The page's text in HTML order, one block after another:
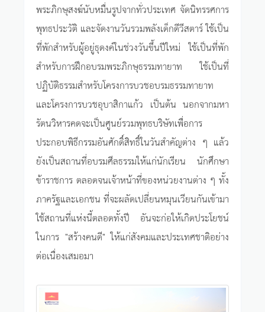
พระภิกษุสงฆ์นับหมื่นรูปจากทั่วประเทศ จัดนิทรรศการ
พุทธประวัติ และจัดงานวันรวมพลังเด็กดีวีสตาร์ ใช้เป็น
ที่พักสำหรับผู้อยู่ธุดงค์ในช่วงวันขึ้นปีใหม่ ใช้เป็นที่พัก
สำหรับการฝึกอบรมพระภิกษุธรรมทายาท ใช้เป็นที่
ปฏิบัติธรรมสำหรับโครงการบวชอบรมธรรมทายาท
และโครงการบวชอุบาสิกาแก้ว เป็นต้น นอกจากมหา
รัตนวิหารคดจะเป็นศูนย์รวมพุทธบริษัทเพื่อการ
ประกอบพิธีกรรมอันศักดิ์สิทธิ์ในวันสำคัญต่าง ๆ แล้ว
ยังเป็นสถานที่อบรมศีลธรรมให้แก่นักเรียน นักศึกษา
ข้าราชการ ตลอดจนเจ้าหน้าที่ของหน่วยงานต่าง ๆ ทั้ง
ภาครัฐและเอกชน ที่จะผลัดเปลี่ยนหมุนเวียนกันเข้ามา
ใช้สถานที่แห่งนี้ตลอดทั้งปี อันจะก่อให้เกิดประโยชน์
ในการ "สร้างคนดี" ให้แก่สังคมและประเทศชาติอย่าง
ต่อเนื่องเสมอมา